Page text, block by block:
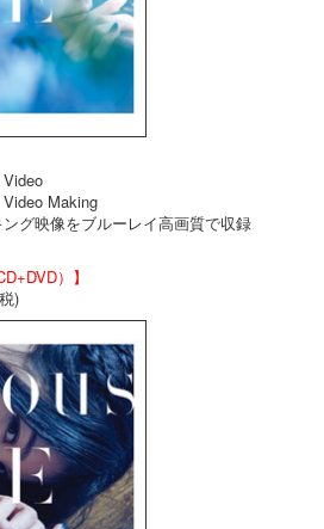
Making
グ映像をブルーレイ高画質で収録
）】
)